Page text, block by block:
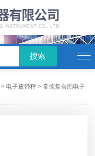
> 电子皮带秤 > 常德复合肥电子